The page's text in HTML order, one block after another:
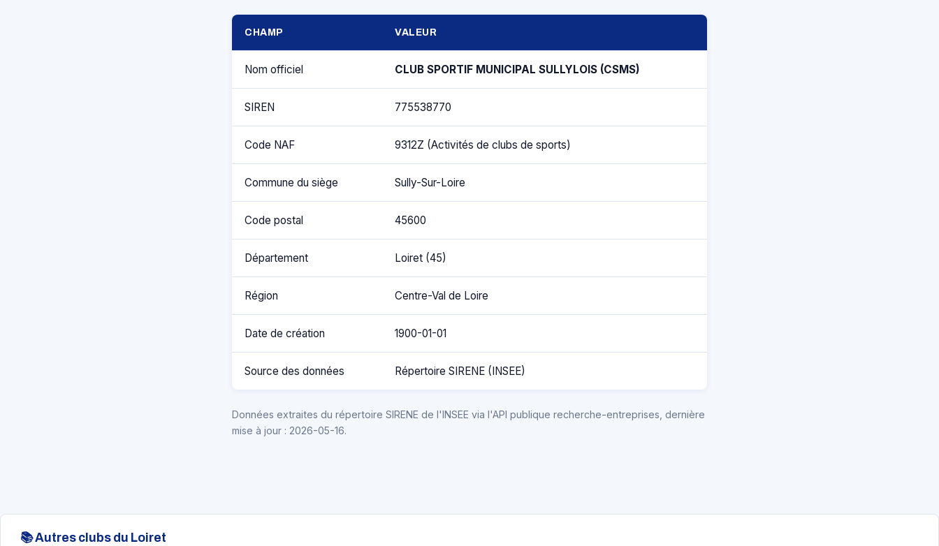
CHAMP VALEUR
Nom officiel CLUB SPORTIF MUNICIPAL SULLYLOIS (CSMS)
SIREN 775538770
Code NAF 9312Z (Activités de clubs de sports)
Commune du siège Sully-Sur-Loire
Code postal 45600
Département Loiret (45)
Région Centre-Val de Loire
Date de création 1900-01-01
Source des données Répertoire SIRENE (INSEE)
Données extraites du répertoire SIRENE de l'INSEE via l'API publique recherche-entreprises, dernière
mise à jour : 2026-05-16.
📚 Autres clubs du Loiret